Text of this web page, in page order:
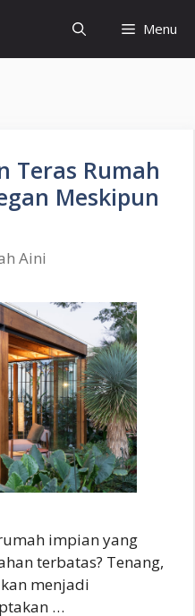
Menu
Teras Rumah
Meskipun
Aini
impian yang
terbatas? Tenang,
menjadi
…